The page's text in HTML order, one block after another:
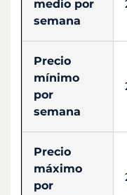
medio por
semana
Precio
mínimo
por
semana
Precio
máximo
por